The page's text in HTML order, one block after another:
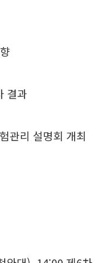
결과
관리 설명회 개최